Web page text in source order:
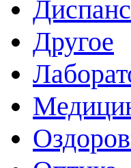
Другое